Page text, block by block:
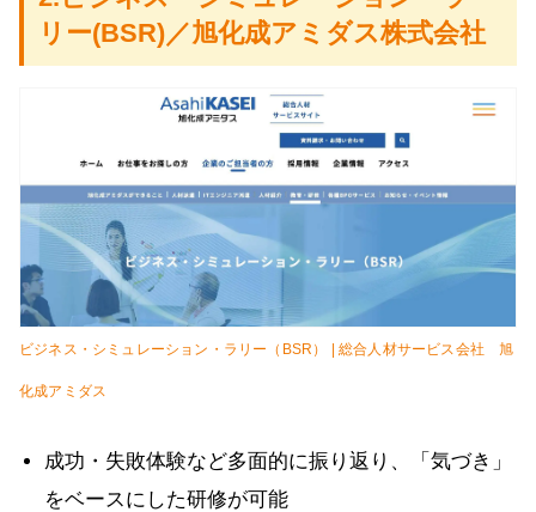
リー(BSR)／旭化成アミダス株式会社
ビジネス・シミュレーション・ラリー（BSR） | 総合人材サービス会社 旭
化成アミダス
成功・失敗体験など多面的に振り返り、「気づき」
をベースにした研修が可能